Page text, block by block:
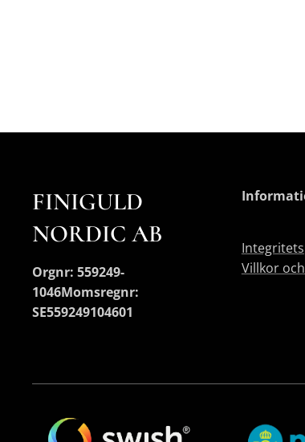
FINIGULD
NORDIC AB
Orgnr: 559249-
1046Momsregnr:
SE559249104601
Villkor